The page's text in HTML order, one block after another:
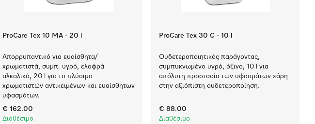
ProCare Tex 10 MA - 20 l
Απορρυπαντικό για ευαίσθητα/
χρωματιστά, συμπ. υγρό, ελαφρά
αλκαλικό, 20 l για το πλύσιμο
χρωματιστών αντικειμένων και ευαίσθητων
υφασμάτων.
€ 162.00
Διαθέσιμο
ProCare Tex 30 C - 10 l
Ουδετεροποιητικός παράγοντας,
συμπυκνωμένο υγρό, όξινο, 10 l για
απόλυτη προστασία των υφασμάτων χάρη
στην αξιόπιστη ουδετεροποίηση.
€ 88.00
Διαθέσιμο